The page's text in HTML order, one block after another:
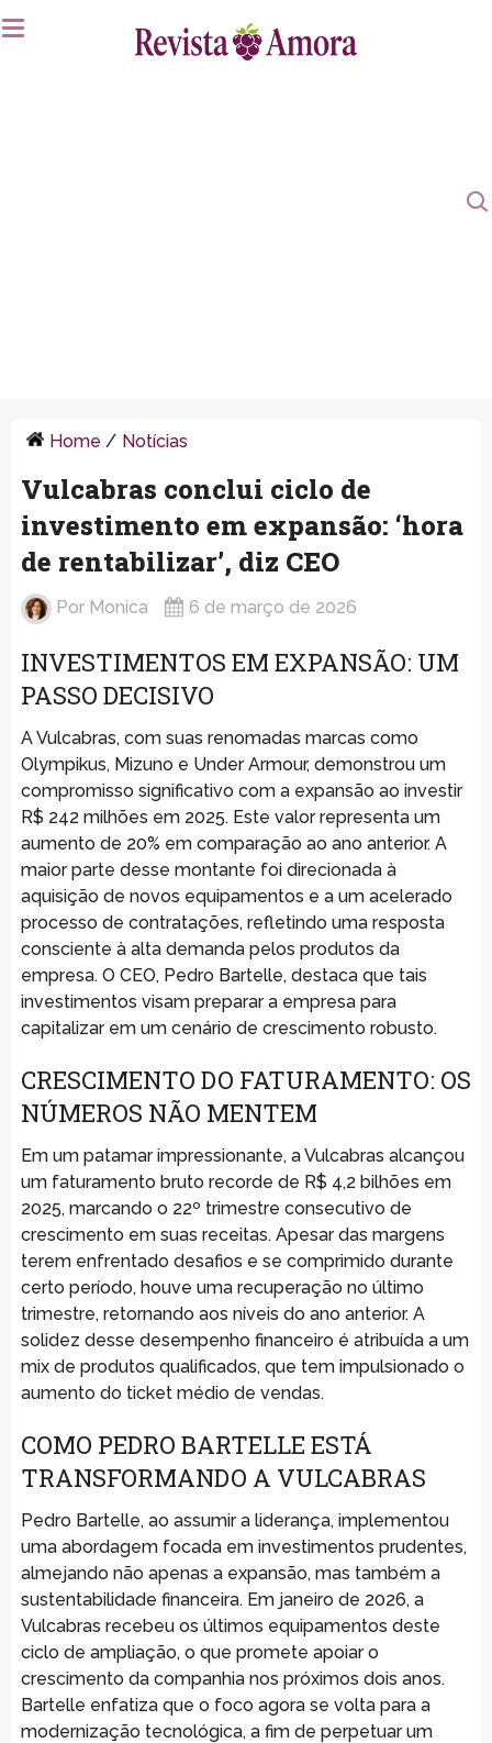
Home / Notícias
Vulcabras conclui ciclo de
investimento em expansão: ‘hora
de rentabilizar’, diz CEO
Por Monica 6 de março de 2026
INVESTIMENTOS EM EXPANSÃO: UM
PASSO DECISIVO
A Vulcabras, com suas renomadas marcas como
Olympikus, Mizuno e Under Armour, demonstrou um
compromisso significativo com a expansão ao investir
R$ 242 milhões em 2025. Este valor representa um
aumento de 20% em comparação ao ano anterior. A
maior parte desse montante foi direcionada à
aquisição de novos equipamentos e a um acelerado
processo de contratações, refletindo uma resposta
consciente à alta demanda pelos produtos da
empresa. O CEO, Pedro Bartelle, destaca que tais
investimentos visam preparar a empresa para
capitalizar em um cenário de crescimento robusto.
CRESCIMENTO DO FATURAMENTO: OS
NÚMEROS NÃO MENTEM
Em um patamar impressionante, a Vulcabras alcançou
um faturamento bruto recorde de R$ 4,2 bilhões em
2025, marcando o 22º trimestre consecutivo de
crescimento em suas receitas. Apesar das margens
terem enfrentado desafios e se comprimido durante
certo período, houve uma recuperação no último
trimestre, retornando aos níveis do ano anterior. A
solidez desse desempenho financeiro é atribuída a um
mix de produtos qualificados, que tem impulsionado o
aumento do ticket médio de vendas.
COMO PEDRO BARTELLE ESTÁ
TRANSFORMANDO A VULCABRAS
Pedro Bartelle, ao assumir a liderança, implementou
uma abordagem focada em investimentos prudentes,
almejando não apenas a expansão, mas também a
sustentabilidade financeira. Em janeiro de 2026, a
Vulcabras recebeu os últimos equipamentos deste
ciclo de ampliação, o que promete apoiar o
crescimento da companhia nos próximos dois anos.
Bartelle enfatiza que o foco agora se volta para a
modernização tecnológica, a fim de perpetuar um